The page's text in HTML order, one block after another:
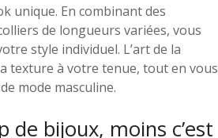
unique. En combinant des
de longueurs variées, vous
style individuel. L’art de la
texture à votre tenue, tout en vous
mode masculine.
bijoux, moins c’est